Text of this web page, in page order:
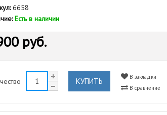
6658
Есть в наличии
руб.
КУПИТЬ
В закладки
В сравнение